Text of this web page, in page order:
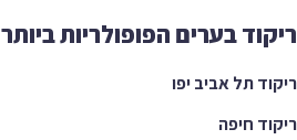
ריקוד בערים הפופולריות ביותר
ריקוד תל אביב יפו
ריקוד חיפה